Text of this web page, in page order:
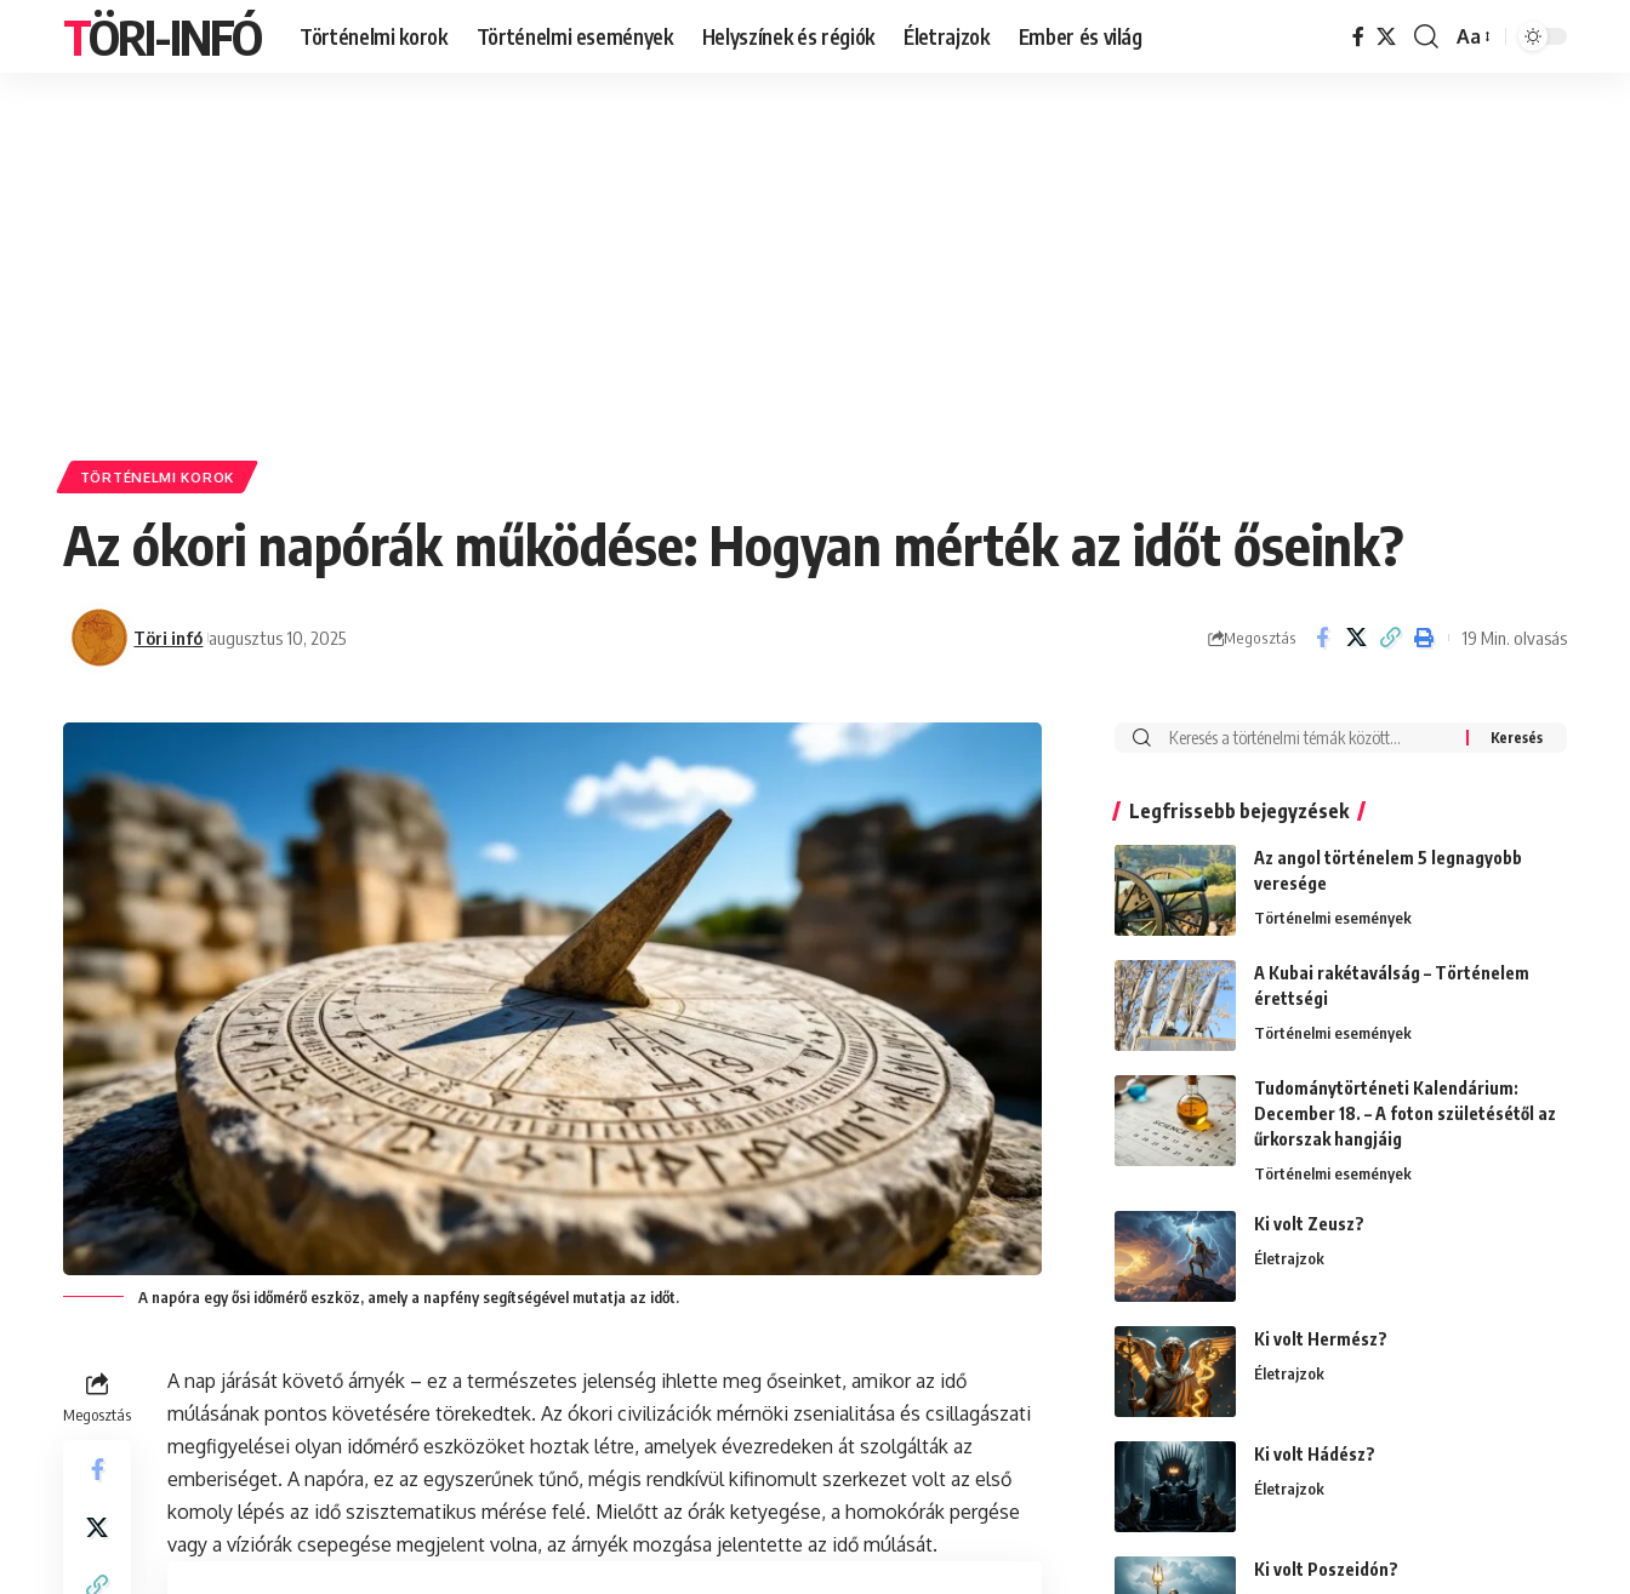
TÖRI-INFÓ Történelmi korok Történelmi események Helyszínek és régiók Életrajzok Ember és világ
Font
Aa
TÖRTÉNELMI KOROK
Az ókori napórák működése: Hogyan mérték az időt őseink?
Töri infó augusztus 10, 2025 Megosztás 19 Min. olvasás
A napóra egy ősi időmérő eszköz, amely a napfény segítségével mutatja az időt.
Megosztás
A nap járását követő árnyék – ez a természetes jelenség ihlette meg őseinket, amikor az idő
múlásának pontos követésére törekedtek. Az ókori civilizációk mérnöki zsenialitása és csillagászati
megfigyelései olyan időmérő eszközöket hoztak létre, amelyek évezredeken át szolgálták az
emberiséget. A napóra, ez az egyszerűnek tűnő, mégis rendkívül kifinomult szerkezet volt az első
komoly lépés az idő szisztematikus mérése felé. Mielőtt az órák ketyegése, a homokórák pergése
vagy a víziórák csepegése megjelent volna, az árnyék mozgása jelentette az idő múlását.
Search
Legfrissebb bejegyzések
Az angol történelem 5 legnagyobb
veresége
Történelmi események
A Kubai rakétaválság – Történelem
érettségi
Történelmi események
Tudománytörténeti Kalendárium:
December 18. – A foton születésétől az
űrkorszak hangjáig
Történelmi események
Ki volt Zeusz?
Életrajzok
Ki volt Hermész?
Életrajzok
Ki volt Hádész?
Életrajzok
Ki volt Poszeidón?